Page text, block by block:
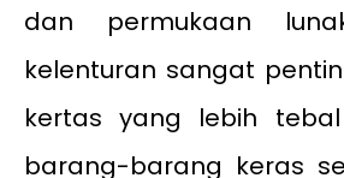
dan permukaan
kelenturan sangat
kertas yang lebih
barang-barang keras